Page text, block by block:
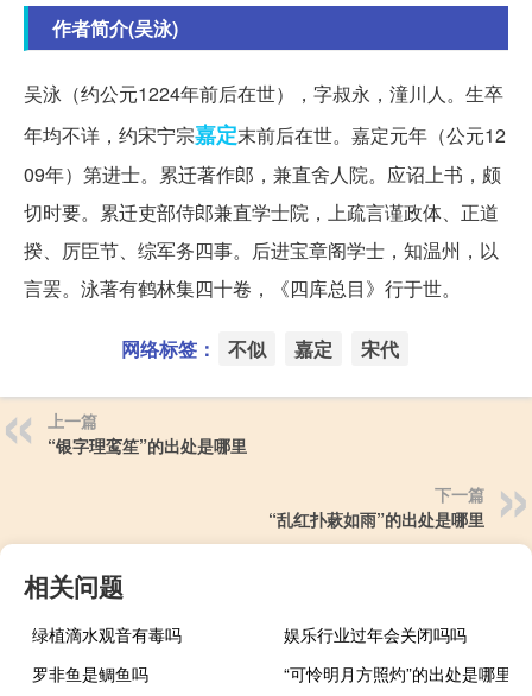
作者简介(吴泳)
吴泳（约公元1224年前后在世），字叔永，潼川人。生卒
年均不详，约宋宁宗嘉定末前后在世。嘉定元年（公元12
09年）第进士。累迁著作郎，兼直舍人院。应诏上书，颇
切时要。累迁吏部侍郎兼直学士院，上疏言谨政体、正道
揆、厉臣节、综军务四事。后进宝章阁学士，知温州，以
言罢。泳著有鹤林集四十卷，《四库总目》行于世。
网络标签： 不似 嘉定 宋代
上一篇
“银字理鸾笙”的出处是哪里
下一篇
“乱红扑蔌如雨”的出处是哪里
相关问题
绿植滴水观音有毒吗
娱乐行业过年会关闭吗吗
罗非鱼是鲷鱼吗
“可怜明月方照灼”的出处是哪里